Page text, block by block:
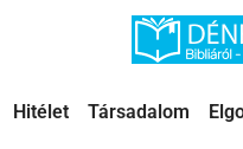
Hitélet Társadalom